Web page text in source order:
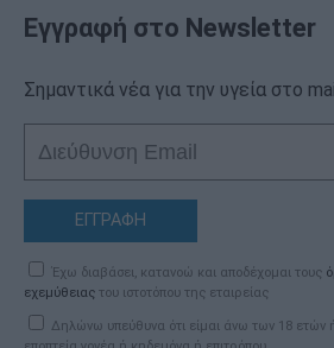
Εγγραφή στο Newsletter
Σημαντικά νέα για την υγεία στο
ΕΓΓΡΑΦΗ
Έχω διαβάσει, κατανοώ και αποδέχομαι τους
εχεμύθειας του ιστοτόπου της εταιρείας
Δηλώνω υπεύθυνα ότι είμαι άνω των 18 ετών